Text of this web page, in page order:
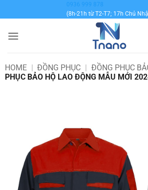
qua
dung
0936 999 878
(8h-21h từ T2-T7; 17h Chủ
HOME | ĐỒNG PHỤC | ĐỒNG PHỤC
PHỤC BẢO HỘ LAO ĐỘNG MẪU MỚI